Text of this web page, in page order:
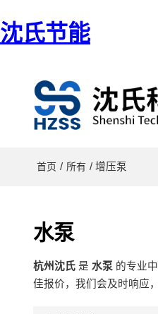
沈氏节能
首页 / 所有 / 增压泵
水泵
杭州沈氏是 水泵的专业
佳报价，我们会及时响应